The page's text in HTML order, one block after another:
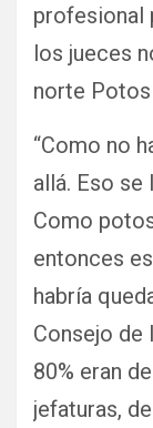
profesional
los jueces
norte
“Como no
allá. Eso se
Como
entonces
habría
Consejo de
80% eran
jefaturas,